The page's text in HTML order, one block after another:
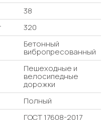
38
320
Бетонный
вибропресованный
Пешеходные и
велосипедные
дорожки
Полный
ГОСТ 17608-2017